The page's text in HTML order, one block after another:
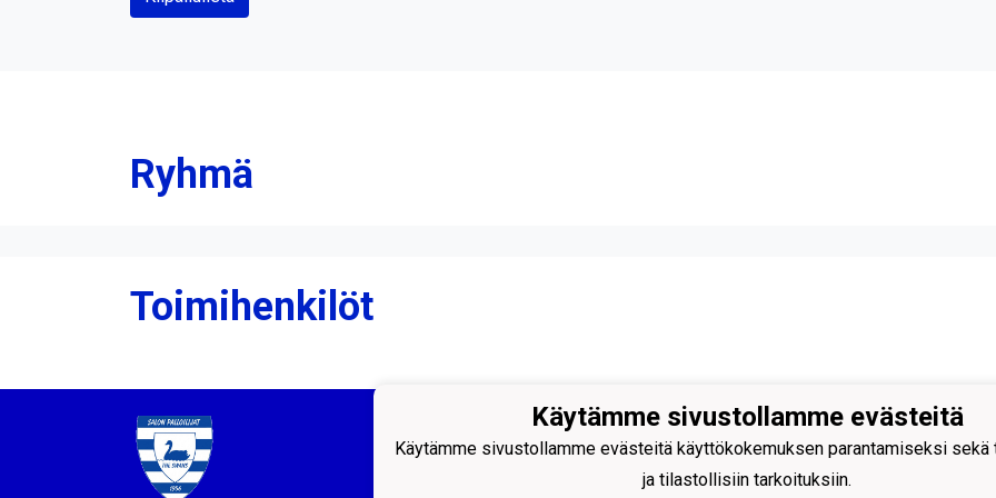
Ryhmä
Toimihenkilöt
Salon Palloilijat ry
Helsingintie 18, 24100 SALO
email: toimisto@salpa.net
Käytämme sivustollamme evästeitä
Käytämme sivustollamme evästeitä käyttökokemuksen parantamiseksi sekä
ja tilastollisiin tarkoituksiin.